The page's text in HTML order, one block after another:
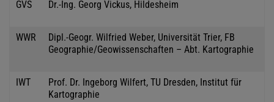
GVS Dr.-Ing. Georg Vickus, Hildesheim
WWR
Dipl.-Geogr. Wilfried Weber, Universität Trier, FB
Geographie/Geowissenschaften – Abt. Kartographie
IWT
Prof. Dr. Ingeborg Wilfert, TU Dresden, Institut für
Kartographie